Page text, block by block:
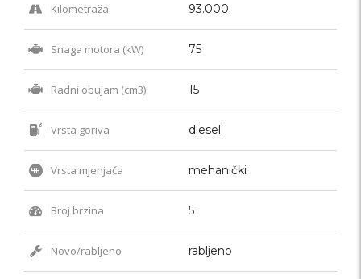
Kilometraža 93.000
Snaga motora (kW) 75
Radni obujam (cm3) 15
Vrsta goriva diesel
Vrsta mjenjača mehanički
Broj brzina 5
Novo/rabljeno rabljeno